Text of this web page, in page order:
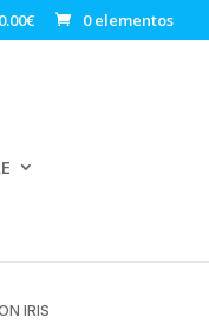
0.00€ 0 elementos
IRIS